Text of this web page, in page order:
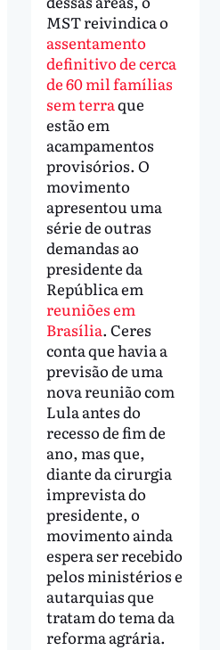
MST reivindica o
assentamento
definitivo de cerca
de 60 mil famílias
sem terraque
estão em
acampamentos
provisórios. O
movimento
apresentou uma
série de outras
demandas ao
presidente da
República em
reuniões em
Brasília. Ceres
conta que havia a
previsão de uma
nova reunião com
Lula antes do
recesso de fim de
ano, mas que,
diante da cirurgia
imprevista do
presidente, o
movimento ainda
espera ser recebido
pelos ministérios e
autarquias que
tratam do tema da
reforma agrária.